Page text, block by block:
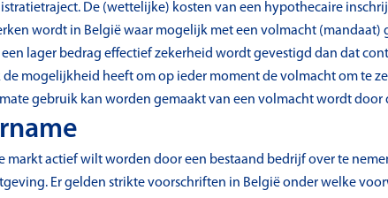
De (wettelijke) kosten van een hypothecaire
wordt in België waar mogelijk met een volmacht
lager bedrag effectief zekerheid wordt gevestigd dan dat
mogelijkheid heeft om op ieder moment de volmacht om te
gebruik kan worden gemaakt van een volmacht wordt door
markt actief wilt worden door een bestaand bedrijf over te
Er gelden strikte voorschriften in België onder welke